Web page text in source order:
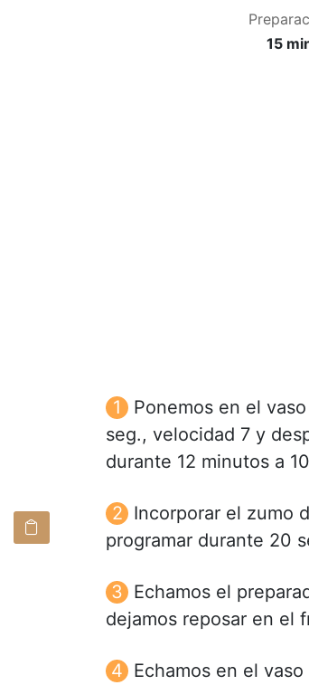
15
Ponemos en el
seg., velocidad 7 y
durante 12 minutos a
Incorporar el zumo
programar durante 20
Echamos el
dejamos reposar en el
Echamos en el